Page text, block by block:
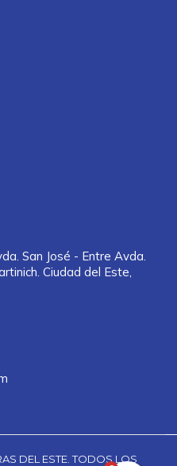
San José - Entre Avda.
Ciudad del Este,
DEL ESTE. TODOS LOS